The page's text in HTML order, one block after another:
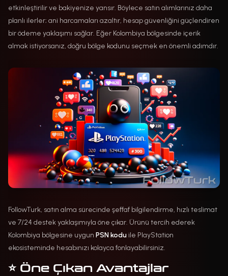
etkinleştirilir ve bakiyenize yansır. Böylece satın alımlarınız daha
planlı ilerler; ani harcamaları azaltır, hesap güvenliğini güçlendiren
bir ödeme yaklaşımı sağlar. Eğer Kolombiya bölgesinde içerik
almak istiyorsanız, doğru bölge kodunu seçmek en önemli adımdır.
FollowTurk, satın alma sürecinde şeffaf bilgilendirme, hızlı teslimat
ve 7/24 destek yaklaşımıyla öne çıkar. Ürünü tercih ederek
Kolombiya bölgesine uygun PSN kodu ile PlayStation
ekosisteminde hesabınızı kolayca fonlayabilirsiniz.
⭐ Öne Çıkan Avantajlar